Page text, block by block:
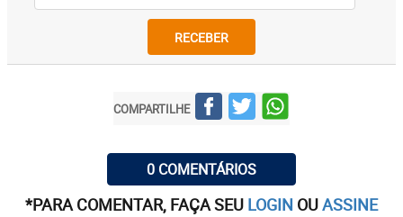
RECEBER
COMPARTILHE
0 COMENTÁRIOS
*PARA COMENTAR, FAÇA SEU LOGIN OUASSINE